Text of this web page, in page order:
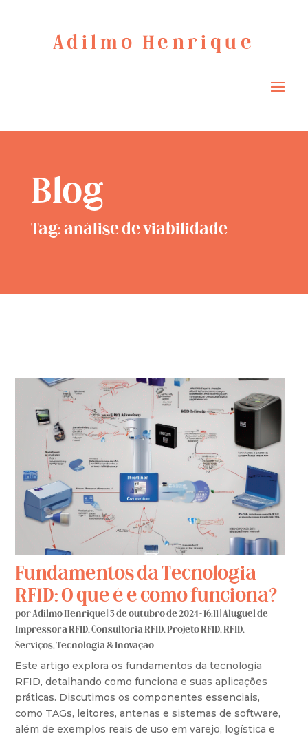
Adilmo Henrique
Blog
Tag: análise de viabilidade
Fundamentos da Tecnologia
RFID: O que é e como funciona?
porAdilmo Henrique |3 de outubro de 2024 - 16:11 |Aluguel de
Impressora RFID,Consultoria RFID,Projeto RFID,RFID,
Serviços,Tecnologia & Inovação
Este artigo explora os fundamentos da tecnologia
RFID, detalhando como funciona e suas aplicações
práticas. Discutimos os componentes essenciais,
como TAGs, leitores, antenas e sistemas de software,
além de exemplos reais de uso em varejo, logística e